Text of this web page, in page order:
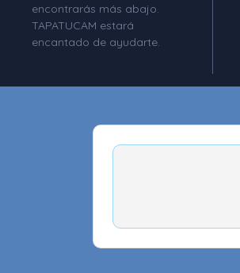
encontrarás más abajo.
TAPATUCAM estará
encantado de ayudarte.